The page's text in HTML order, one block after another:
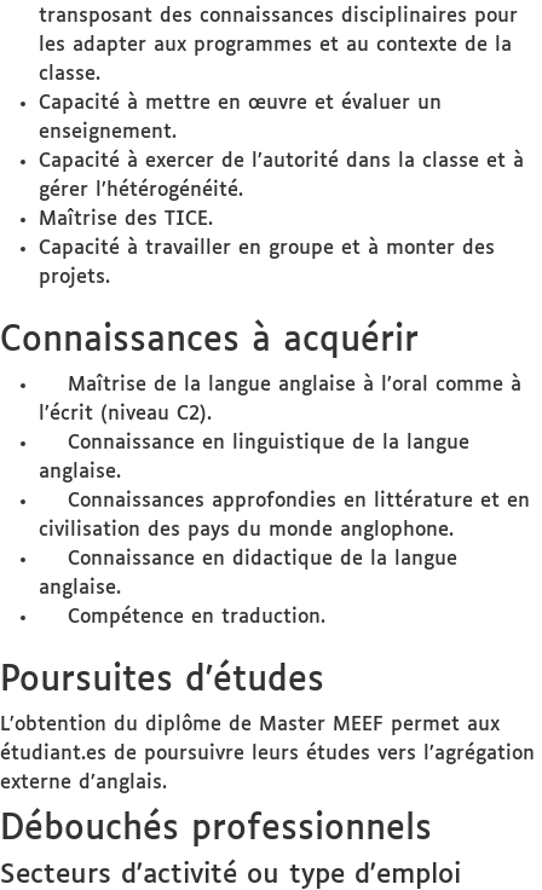
transposant des connaissances disciplinaires pour
les adapter aux programmes et au contexte de la
classe.
Capacité à mettre en œuvre et évaluer un
enseignement.
Capacité à exercer de l’autorité dans la classe et à
gérer l’hétérogénéité.
Maîtrise des TICE.
Capacité à travailler en groupe et à monter des
projets.
Connaissances à acquérir
Maîtrise de la langue anglaise à l’oral comme à
l’écrit (niveau C2).
Connaissance en linguistique de la langue
anglaise.
Connaissances approfondies en littérature et en
civilisation des pays du monde anglophone.
Connaissance en didactique de la langue
anglaise.
Compétence en traduction.
Poursuites d'études
L’obtention du diplôme de Master MEEF permet aux
étudiant.es de poursuivre leurs études vers l’agrégation
externe d’anglais.
Débouchés professionnels
Secteurs d'activité ou type d'emploi